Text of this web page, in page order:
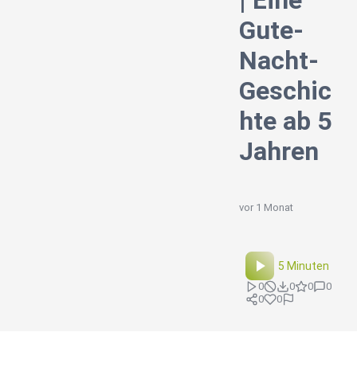
Gute-
Nacht-
Geschic
hte ab 5
Jahren
vor 1 Monat
5 Minuten
0 0 0
0
0
0